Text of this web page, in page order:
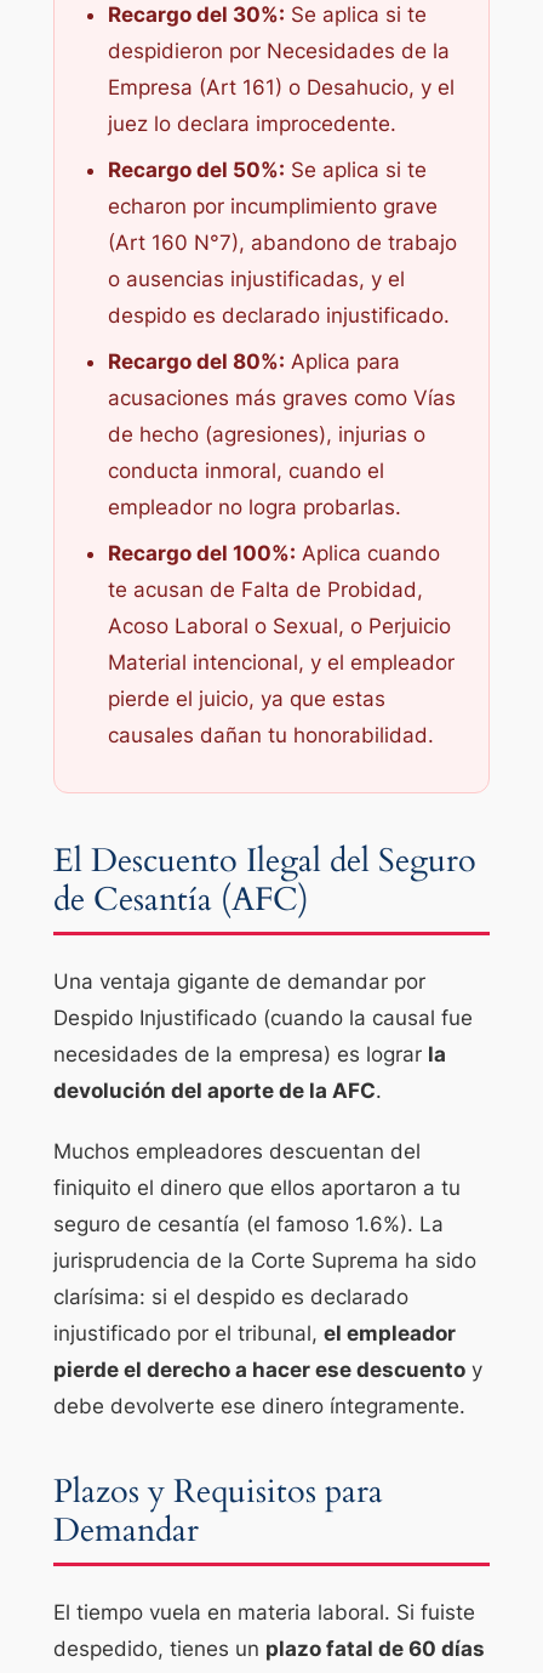
Recargo del 30%: Se aplica si te
despidieron por Necesidades de la
Empresa (Art 161) o Desahucio, y el
juez lo declara improcedente.
Recargo del 50%: Se aplica si te
echaron por incumplimiento grave
(Art 160 N°7), abandono de trabajo
o ausencias injustificadas, y el
despido es declarado injustificado.
Recargo del 80%: Aplica para
acusaciones más graves como Vías
de hecho (agresiones), injurias o
conducta inmoral, cuando el
empleador no logra probarlas.
Recargo del 100%: Aplica cuando
te acusan de Falta de Probidad,
Acoso Laboral o Sexual, o Perjuicio
Material intencional, y el empleador
pierde el juicio, ya que estas
causales dañan tu honorabilidad.
El Descuento Ilegal del Seguro
de Cesantía (AFC)
Una ventaja gigante de demandar por
Despido Injustificado (cuando la causal fue
necesidades de la empresa) es lograr la
devolución del aporte de la AFC.
Muchos empleadores descuentan del
finiquito el dinero que ellos aportaron a tu
seguro de cesantía (el famoso 1.6%). La
jurisprudencia de la Corte Suprema ha sido
clarísima: si el despido es declarado
injustificado por el tribunal, el empleador
pierde el derecho a hacer ese descuentoy
debe devolverte ese dinero íntegramente.
Plazos y Requisitos para
Demandar
El tiempo vuela en materia laboral. Si fuiste
despedido, tienes un plazo fatal de 60 días